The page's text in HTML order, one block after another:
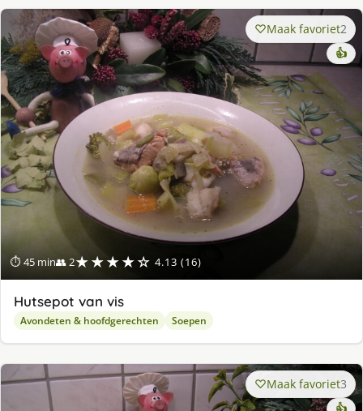
⏱ 45 min👥 2★★★★☆ 4.13 (16)
Maak favoriet2
👍
Hutsepot van vis
Avondeten & hoofdgerechten Soepen
Maak favoriet3